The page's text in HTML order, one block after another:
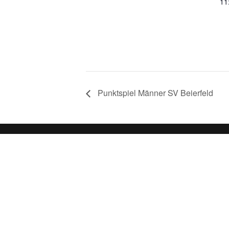
Punktspiel Männer SV Beierfeld